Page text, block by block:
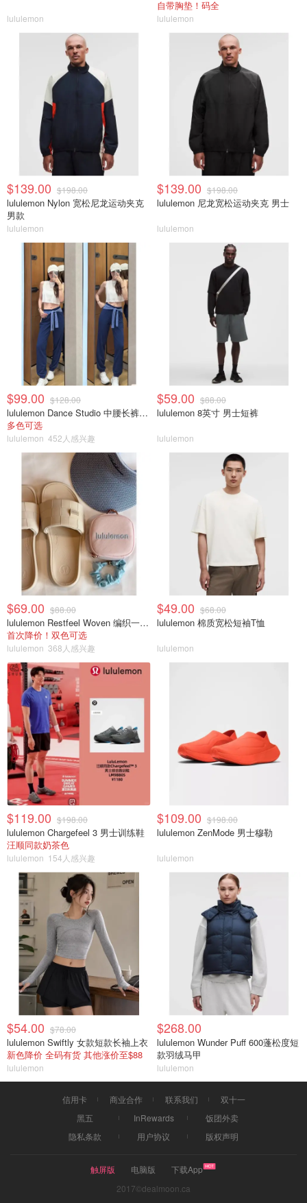
lululemon
自带胸垫！码全
lululemon
$139.00 $198.00
lululemon Nylon 宽松尼龙运动夹克
男款
lululemon
$139.00 $198.00
lululemon 尼龙宽松运动夹克 男士
lululemon
$99.00 $128.00
lululemon Dance Studio 中腰长裤 女装常规款
多色可选
lululemon 452人感兴趣
$59.00 $88.00
lululemon 8英寸 男士短裤
lululemon
$69.00 $88.00
lululemon Restfeel Woven 编织一字拖
首次降价！双色可选
lululemon 368人感兴趣
$49.00 $68.00
lululemon 棉质宽松短袖T恤
lululemon
$119.00 $198.00
lululemon Chargefeel 3 男士训练鞋
汪顺同款奶茶色
lululemon 154人感兴趣
$109.00 $198.00
lululemon ZenMode 男士穆勒
lululemon
$54.00 $78.00
lululemon Swiftly 女款短款长袖上衣
新色降价 全码有货 其他涨价至$88
lululemon
$268.00
lululemon Wunder Puff 600蓬松度短
款羽绒马甲
lululemon
信用卡 商业合作 联系我们
双十一
黑五
InRewards
饭团外卖
隐私条款
用户协议 版权声明
触屏版 电脑版
下载App
2017©dealmoon.ca